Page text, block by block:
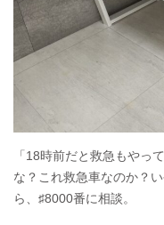
「18時前だと救急もやっ
な？これ救急車なのか？
ら、♯8000番に相談。